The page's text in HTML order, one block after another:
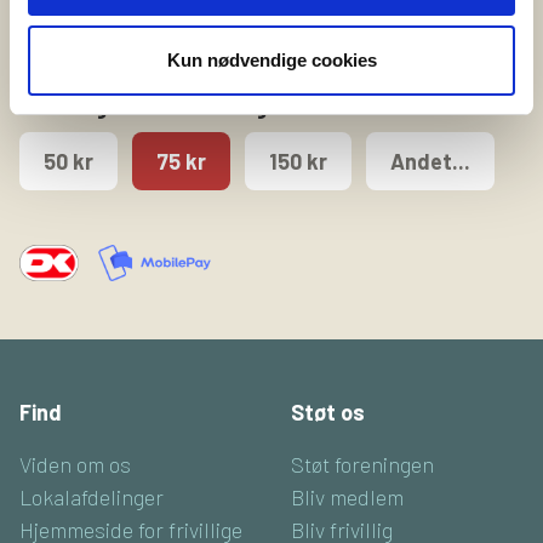
Kun nødvendige cookies
Husk: Din støtte er fradragsberettiget.
50 kr 75 kr 150 kr Andet...
Find
Viden om os
Lokalafdelinger
Hjemmeside for frivillige
Støt os
Støt foreningen
Bliv medlem
Bliv frivillig